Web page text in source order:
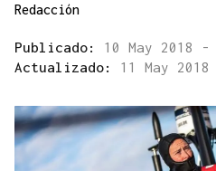
Redacción
Publicado: 10 May 2018 -
Actualizado: 11 May